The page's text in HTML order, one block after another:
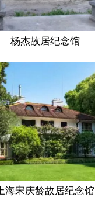
杨杰故居纪念馆
上海宋庆龄故居纪念馆